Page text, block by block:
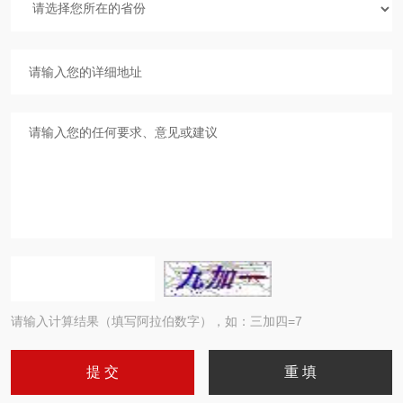
请输入计算结果（填写阿拉伯数字），如：三加四=7